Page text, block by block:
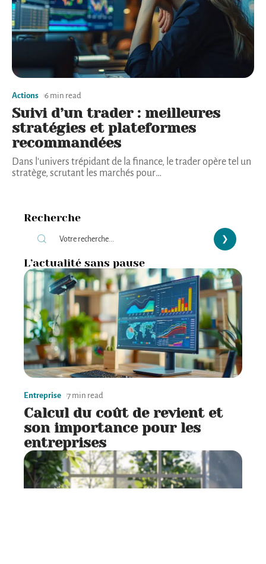
Actions 6 min read
Suivi d’un trader : meilleures
stratégies et plateformes
recommandées
Dans l'univers trépidant de la finance, le trader opère tel un
stratège, scrutant les marchés pour…
Recherche
L’actualité sans pause
Entreprise 7 min read
Calcul du coût de revient et
son importance pour les
entreprises